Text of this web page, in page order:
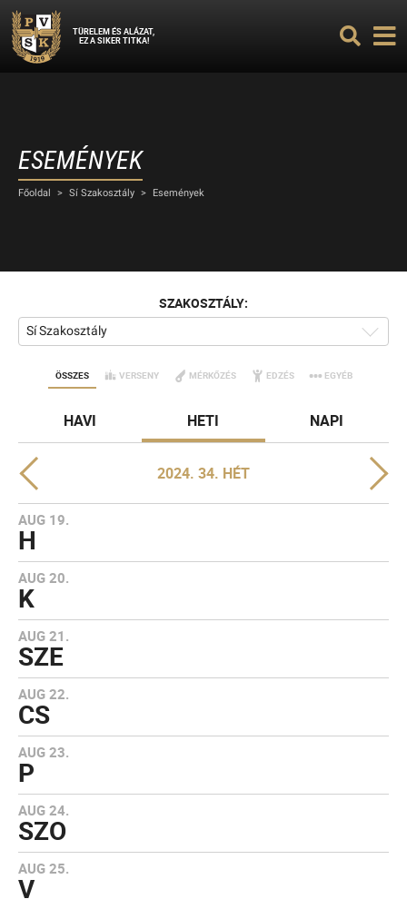
TÜRELEM ÉS ALÁZAT,
EZ A SIKER TITKA!
ESEMÉNYEK
Főoldal > Sí Szakosztály > Események
SZAKOSZTÁLY:
Sí Szakosztály
ÖSSZES VERSENY MÉRKŐZÉS EDZÉS EGYÉB
HAVI HETI NAPI
2024. 34. HÉT
AUG 19.
H
AUG 20.
K
AUG 21.
SZE
AUG 22.
CS
AUG 23.
P
AUG 24.
SZO
AUG 25.
V